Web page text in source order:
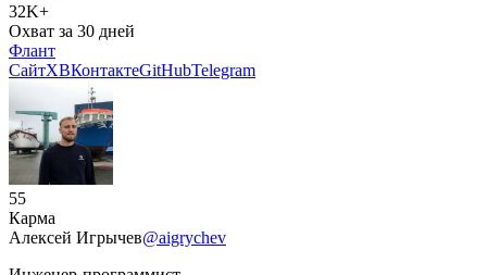
32K+
Охват за 30 дней
Флант
СайтXВКонтактеGitHubTelegram
55
Карма
Алексей Игрычев@aigrychev